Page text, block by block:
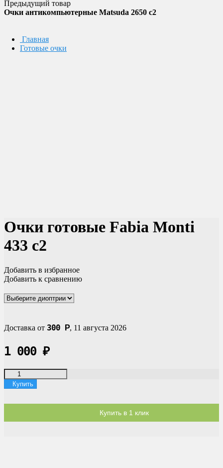
Предыдущий товар
Очки антикомпьютерные Matsuda 2650 c2
Главная
Готовые очки
Очки готовые Fabia Monti
433 c2
Добавить в избранное
Добавить к сравнению
Доставка от 300 Р, 11 августа 2026
1 000 ₽
Купить
Купить в 1 клик